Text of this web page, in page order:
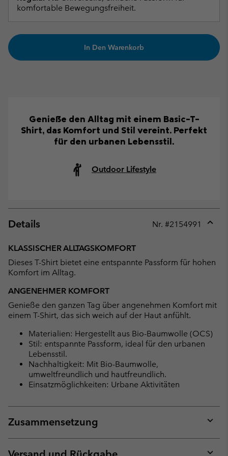
komfortable Bewegungsfreiheit.
In Den Warenkorb
Genieße den Alltag mit einem Basic-T-
Shirt, das Komfort und Stil vereint. Perfekt
für den urbanen Lebensstil.
Outdoor Lifestyle
Details Nr. #2154991
KLASSISCHER ALLTAGSKOMFORT
Dieses T-Shirt bietet eine entspannte Passform für hohen
Komfort im Alltag.
ANGENEHMER KOMFORT
Genieße den ganzen Tag über angenehmen Komfort mit
einem T-Shirt, das sich weich auf der Haut anfühlt.
Materialien: Hergestellt aus Bio-Baumwolle (OCS)
Stil: entspannte Passform, ideal für den urbanen
Lebensstil.
Nachhaltigkeit: Mit Bio-Baumwolle,
umweltfreundlich und hautfreundlich.
Einsatzmöglichkeiten: Urbane Aktivitäten
Zusammensetzung
or